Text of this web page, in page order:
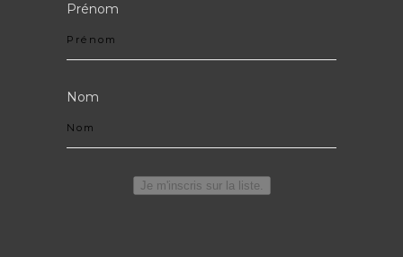
Prénom
Nom
Je m'inscris sur la liste.